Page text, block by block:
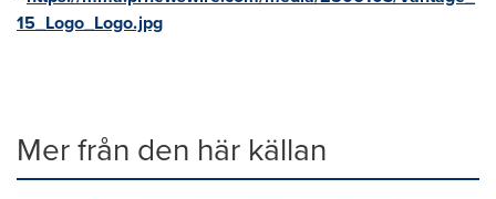
15_Logo_Logo.jpg
Mer från den här källan